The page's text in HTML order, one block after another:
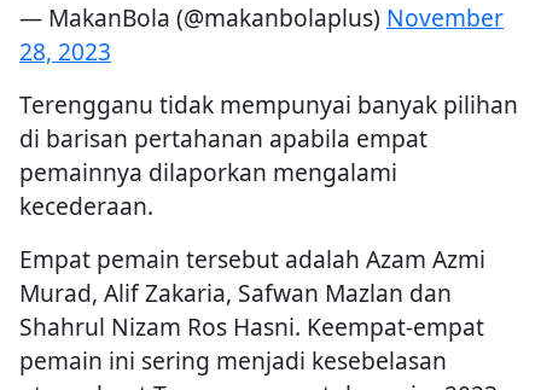
— MakanBola (@makanbolaplus) November
28, 2023
Terengganu tidak mempunyai banyak pilihan
di barisan pertahanan apabila empat
pemainnya dilaporkan mengalami
kecederaan.
Empat pemain tersebut adalah Azam Azmi
Murad, Alif Zakaria, Safwan Mazlan dan
Shahrul Nizam Ros Hasni. Keempat-empat
pemain ini sering menjadi kesebelasan